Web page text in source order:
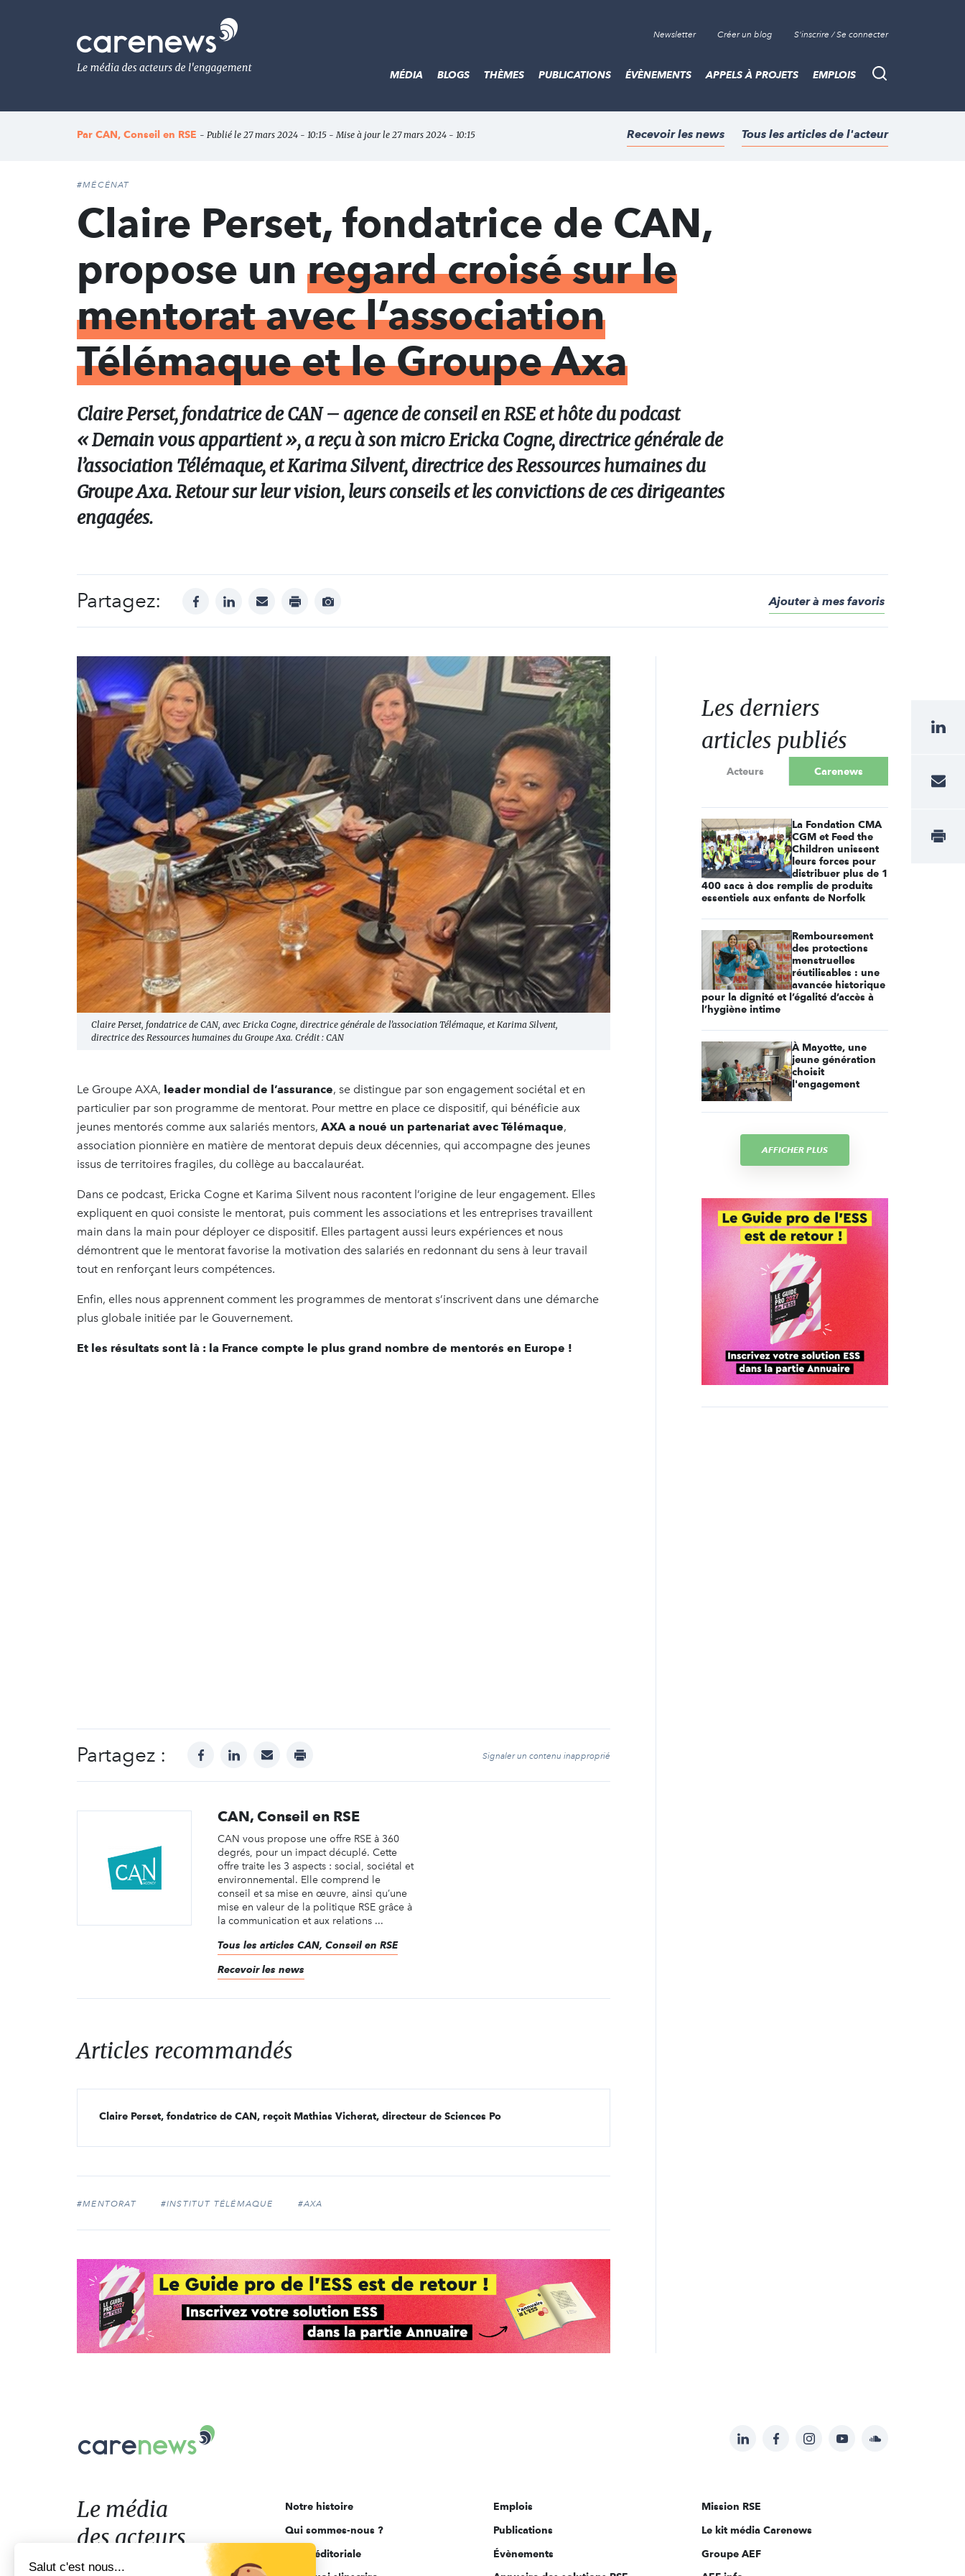
Le
média
de
l'engagement
Newsletter Créer un blog S'inscrire / Se connecter
Recherche
MÉDIA BLOGS THÈMES PUBLICATIONS ÉVÈNEMENTS APPELS À PROJETS EMPLOIS
Par CAN, Conseil en RSE - Publié le 27 mars 2024 - 10:15 - Mise à jour le 27 mars 2024 - 10:15 Recevoir les news Tous les articles de l'acteur
#MÉCÉNAT
Claire Perset, fondatrice de CAN,
propose un regard croisé sur le
mentorat avec l’association
Télémaque et le Groupe Axa
Claire Perset, fondatrice de CAN – agence de conseil en RSE et hôte du podcast
« Demain vous appartient », a reçu à son micro Ericka Cogne, directrice générale de
l’association Télémaque, et Karima Silvent, directrice des Ressources humaines du
Groupe Axa. Retour sur leur vision, leurs conseils et les convictions de ces dirigeantes
engagées.
Partagez: facebooklinkedinmail print
Afficher
Ajouter à mes favoris
Claire Perset, fondatrice de CAN, avec Ericka Cogne, directrice générale de l’association Télémaque, et Karima Silvent,
directrice des Ressources humaines du Groupe Axa. Crédit : CAN
Le Groupe AXA, leader mondial de l’assurance, se distingue par son engagement sociétal et en
particulier par son programme de mentorat. Pour mettre en place ce dispositif, qui bénéficie aux
jeunes mentorés comme aux salariés mentors, AXA a noué un partenariat avec Télémaque,
association pionnière en matière de mentorat depuis deux décennies, qui accompagne des jeunes
issus de territoires fragiles, du collège au baccalauréat.
Dans ce podcast, Ericka Cogne et Karima Silvent nous racontent l’origine de leur engagement. Elles
expliquent en quoi consiste le mentorat, puis comment les associations et les entreprises travaillent
main dans la main pour déployer ce dispositif. Elles partagent aussi leurs expériences et nous
démontrent que le mentorat favorise la motivation des salariés en redonnant du sens à leur travail
tout en renforçant leurs compétences.
Enfin, elles nous apprennent comment les programmes de mentorat s’inscrivent dans une démarche
plus globale initiée par le Gouvernement.
Et les résultats sont là : la France compte le plus grand nombre de mentorés en Europe !
Partagez : facebooklinkedinmail print Signaler un contenu inapproprié
CAN, Conseil en RSE
CAN vous propose une offre RSE à 360
degrés, pour un impact décuplé. Cette
offre traite les 3 aspects : social, sociétal et
environnemental. Elle comprend le
conseil et sa mise en œuvre, ainsi qu’une
mise en valeur de la politique RSE grâce à
la communication et aux relations ...
Tous les articles CAN, Conseil en RSE
Recevoir les news
Articles recommandés
Claire Perset, fondatrice de CAN, reçoit Mathias Vicherat, directeur de Sciences Po
#MENTORAT #INSTITUT TÉLÉMAQUE #AXA
Les derniers
articles publiés
Acteurs Carenews
La Fondation CMA
CGM et Feed the
Children unissent
leurs forces pour
distribuer plus de 1
400 sacs à dos remplis de produits
essentiels aux enfants de Norfolk
Remboursement
des protections
menstruelles
réutilisables : une
avancée historique
pour la dignité et l’égalité d’accès à
l’hygiène intime
À Mayotte, une
jeune génération
choisit
l'engagement
AFFICHER PLUS
Suivez-
sur:
LinkedInFacebookInstagramYouTubeSoundcloud
Le
acteurs
de
l'engagement
Le média
des acteurs
de l'engagement
Notre histoire
Qui sommes-nous ?
Ligne éditoriale
Emplois
Publications
Évènements
Mission RSE
Le kit média Carenews
Groupe AEF
Salut c'est nous...